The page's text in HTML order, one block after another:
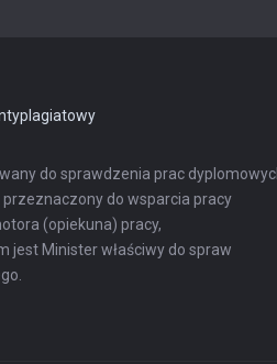
do sprawdzenia prac
do wsparcia pracy
(opiekuna) pracy,
jest Minister właściwy do spraw